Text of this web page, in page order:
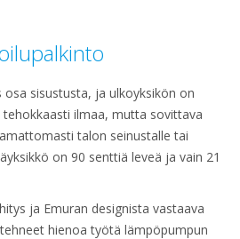
sisustusta, ja ulkoyksikön on
ilmaa, mutta sovittava
talon seinustalle tai
on 90 senttiä leveä ja vain 21
ja Emuran designista vastaava
hienoa työtä lämpöpumpun